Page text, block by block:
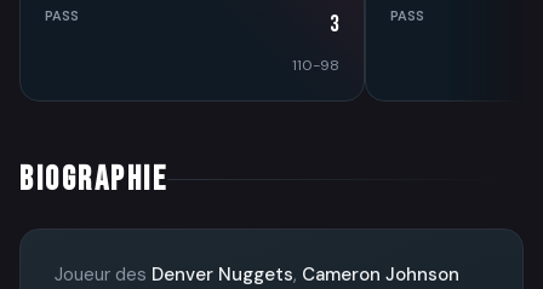
PASS 3
110-98
PASS
BIOGRAPHIE
Joueur des Denver Nuggets, Cameron Johnson